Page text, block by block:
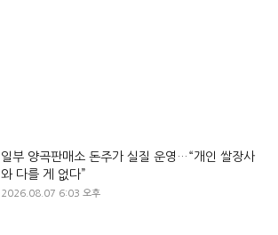
일부 양곡판매소 돈주가 실질 운영…“개인 쌀장사
와 다를 게 없다”
2026.08.07 6:03 오후